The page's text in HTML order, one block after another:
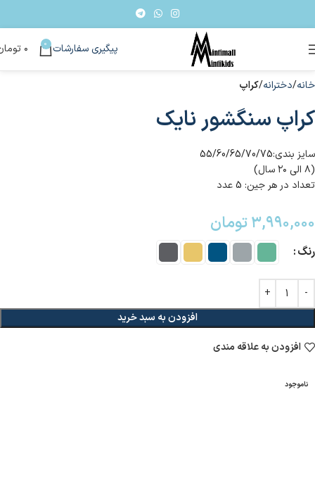
پیگیری سفارشات 0 ۰
خانه دخترانه کراپ
کراپ سنگشور نایک
سایز بندی:55/60/65/70/75
(۸ الی ۲۰ سال)
تعداد در هر جین: 5 عدد
۳,۹۹۰,۰۰۰تومان
رنگ
افزودن به سبد خرید
افزودن به علاقه مندی
ناموجود